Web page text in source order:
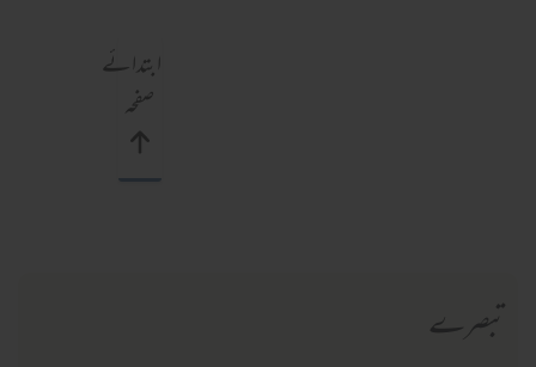
ابتدائے
صفحہ
تبصرے